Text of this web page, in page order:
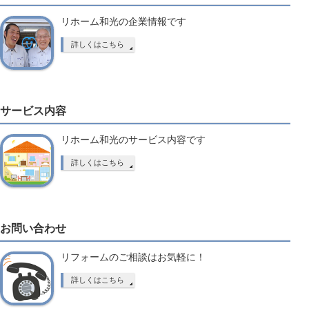
リホーム和光の企業情報です
詳しくはこちら
サービス内容
リホーム和光のサービス内容です
詳しくはこちら
お問い合わせ
リフォームのご相談はお気軽に！
詳しくはこちら